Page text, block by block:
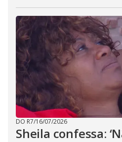
DO R7/16/07/2026
Sheila confessa: